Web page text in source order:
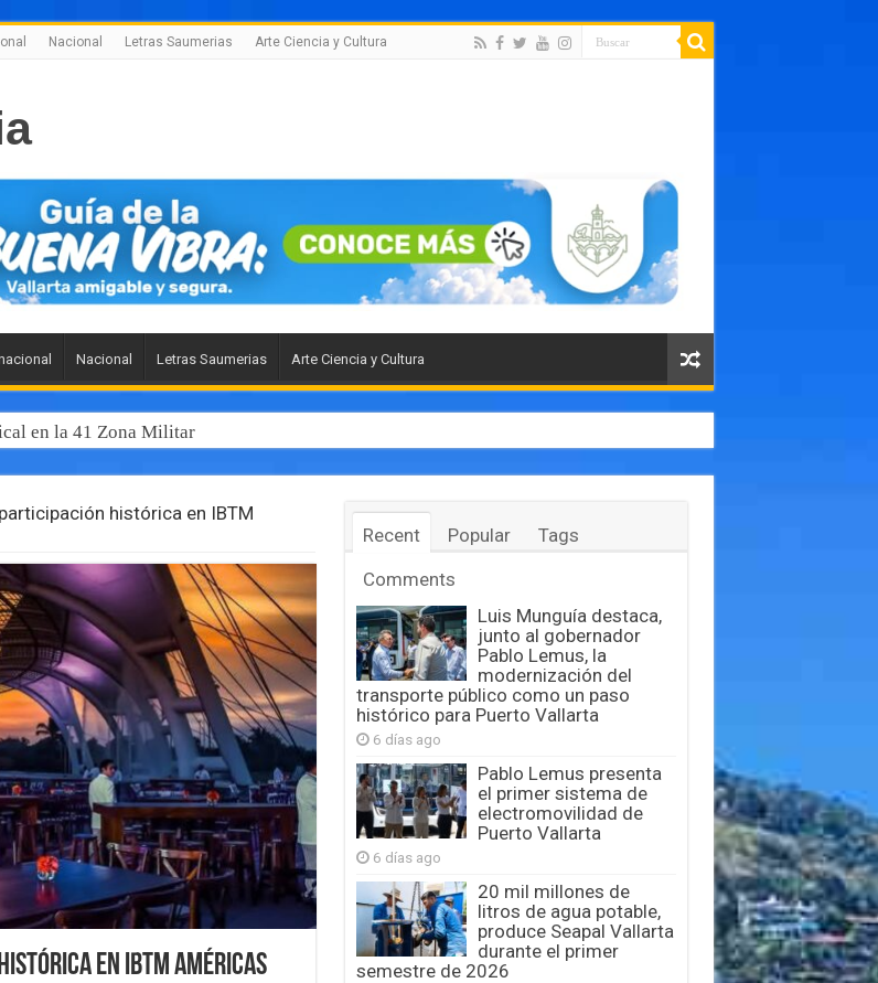
Nacional Letras Saumerias Arte Ciencia y Cultura
Nacional Letras Saumerias Arte Ciencia y Cultura
en la 41 Zona Militar
histórica en IBTM
en IBTM Américas
Recent Popular
Tags
Comments
Luis Munguía destaca,
junto al gobernador
Pablo Lemus, la
modernización del
transporte público como un paso
histórico para Puerto Vallarta
6 días ago
Pablo Lemus presenta
el primer sistema de
electromovilidad de
Puerto Vallarta
6 días ago
20 mil millones de
litros de agua potable,
produce Seapal Vallarta
durante el primer
semestre de 2026